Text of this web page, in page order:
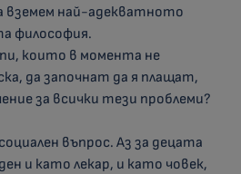
вземем най-адекватното
философия.
които в момента не
да започнат да я плащат,
за всички тези проблеми?
въпрос. Аз за децата
и като лекар, и като човек,